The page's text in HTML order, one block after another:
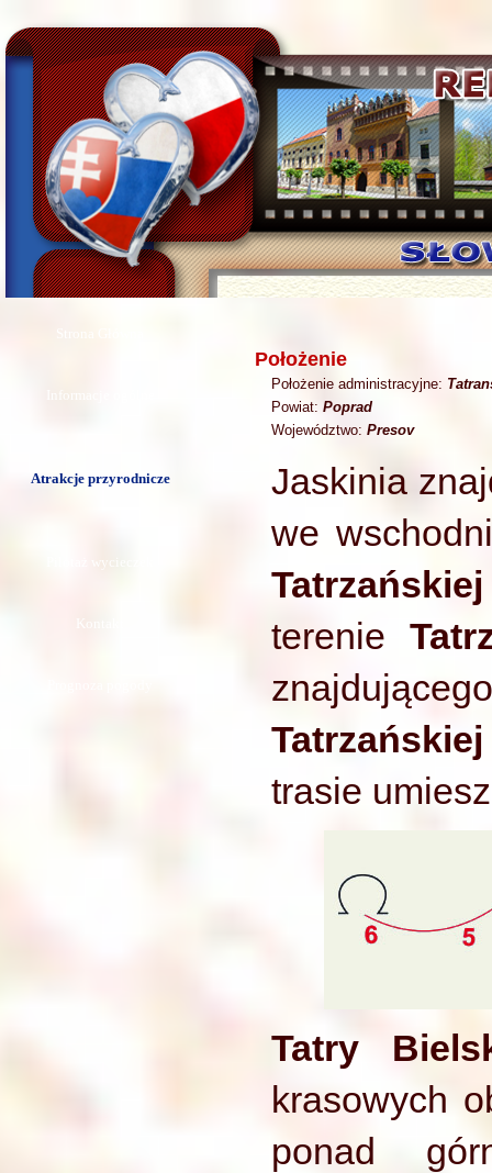
Informacje ogólne
Atrakcje przyrodnicze
Pilotaż wycieczek
Kontakt
Położenie
Położenie administracyjne:
Powiat: Poprad
Województwo: Presov
Jaskinia
we
terenie
trasie
Tatry
krasowych
ponad